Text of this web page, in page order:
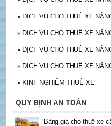
» DỊCH VỤ CHO THUÊ XE
» DỊCH VỤ CHO THUÊ XE
» DỊCH VỤ CHO THUÊ XE
» DỊCH VỤ CHO THUÊ XE
» KINH NGHIỆM THUÊ XE
QUY ĐỊNH AN TOÀN
Bảng giá cho thuê xe